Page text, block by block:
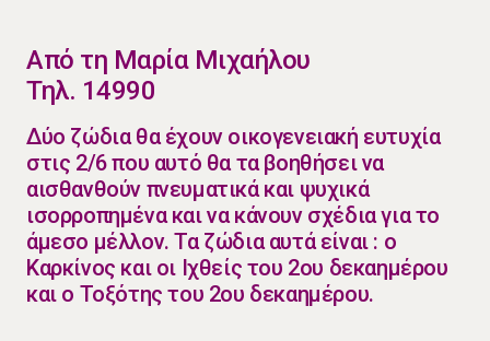
​Από τη Μαρία Μιχαήλου
Τηλ. 14990
​Δύο ζώδια θα έχουν οικογενειακή ευτυχία
στις 2/6 που αυτό θα τα βοηθήσει να
αισθανθούν πνευματικά και ψυχικά
ισορροπημένα και να κάνουν σχέδια για το
άμεσο μέλλον. Τα ζώδια αυτά είναι : ο
Καρκίνος και οι Ιχθείς του 2ου δεκαημέρου
και ο Τοξότης του 2ου δεκαημέρου.